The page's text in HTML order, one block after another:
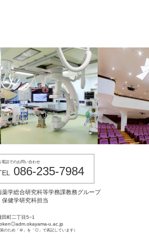
電話でのお問い合わせ
086-235-7984
薬学総合研究科等学務課教務グループ
保健学研究科担当
田町二丁目5−1
u.ac.jp
策のため「＠」を「◎」で表記しています）